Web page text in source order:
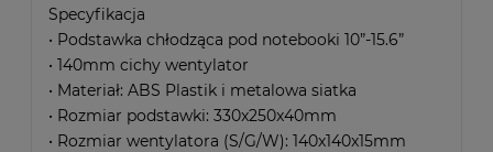
Specyfikacja
• Podstawka chłodząca pod notebooki 10”-15.6”
• 140mm cichy wentylator
• Materiał: ABS Plastik i metalowa siatka
• Rozmiar podstawki: 330x250x40mm
• Rozmiar wentylatora (S/G/W): 140x140x15mm